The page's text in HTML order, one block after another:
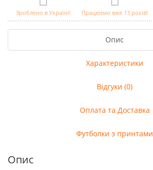
Зроблено в Україні! Працюємо вже 13 років!
Опис
Характеристики
Відгуки (0)
Оплата та Доставка
Футболки з принтами
Опис